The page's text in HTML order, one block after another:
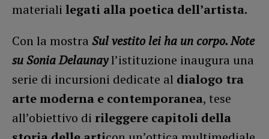
materiali legati alla poetica dell’artista.
Con la mostra Sul vestito lei ha un corpo. Note
su Sonia Delaunayl’istituzione inaugura una
serie di incursioni dedicate al dialogo tra
arte moderna e contemporanea, tese
all’obiettivo di rileggere capitoli della